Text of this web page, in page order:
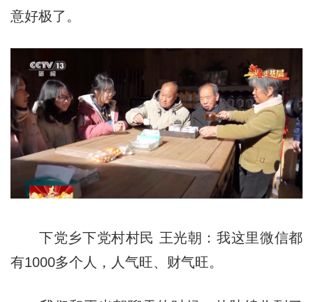
意好极了。
下党乡下党村村民 王光朝：我这里微信都
有1000多个人，人气旺、财气旺。